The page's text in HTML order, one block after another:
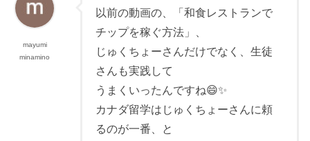
mayumi
minamino
以前の動画の、「和食レストランで
チップを稼ぐ方法」、
じゅくちょーさんだけでなく、生徒
さんも実践して
うまくいったんですね😄✨
カナダ留学はじゅくちょーさんに頼
るのが一番、と